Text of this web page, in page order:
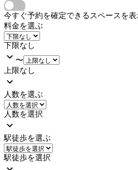
今すぐ予約を確定できるスペースを
料金を選ぶ
下限なし
〜
上限なし
人数を選ぶ
人数を選択
駅徒歩を選ぶ
駅徒歩を選択